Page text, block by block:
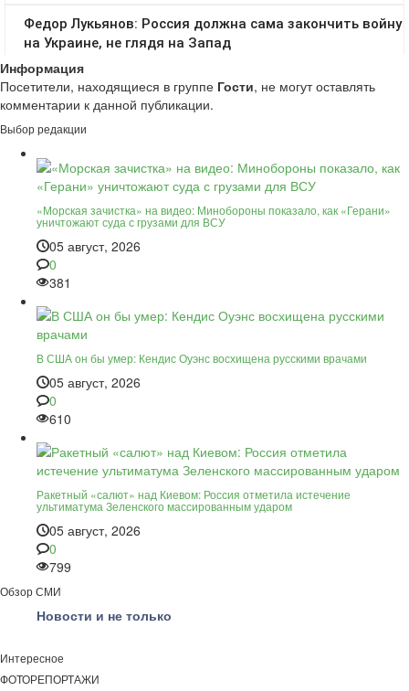
Информация
Посетители, находящиеся в группе Гости, не могут оставлять
комментарии к данной публикации.
Выбор редакции
«Морская зачистка» на видео: Минобороны показало, как «Герани»
уничтожают суда с грузами для ВСУ
05 август, 2026
0
381
В США он бы умер: Кендис Оуэнс восхищена русскими врачами
05 август, 2026
0
610
Ракетный «салют» над Киевом: Россия отметила истечение
ультиматума Зеленского массированным ударом
05 август, 2026
0
799
Обзор СМИ
Новости и не только
Интересное
ФОТОРЕПОРТАЖИ